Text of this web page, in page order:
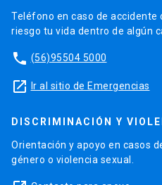
Teléfono en caso de accidente
riesgo tu vida dentro de algún
phone (56)95504 5000
launch Ir al sitio de Emergencias
DISCRIMINACIÓN Y
Orientación y apoyo en casos
género o violencia sexual.